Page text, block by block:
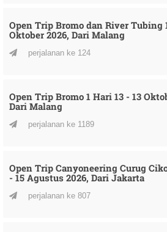
Open Trip Bromo dan River Tubing
Oktober 2026, Dari Malang
perjalanan ke 124
Open Trip Bromo 1 Hari 13 - 13
Dari Malang
perjalanan ke 1189
Open Trip Canyoneering Curug
- 15 Agustus 2026, Dari Jakarta
perjalanan ke 807